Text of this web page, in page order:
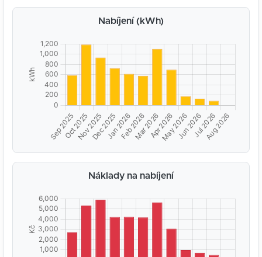
Nabíjení (kWh)
Náklady na nabíjení